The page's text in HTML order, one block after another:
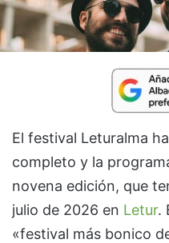
El festival Leturalma
completo y la
novena edición, que
julio de 2026 en Letur.
«festival más bonico